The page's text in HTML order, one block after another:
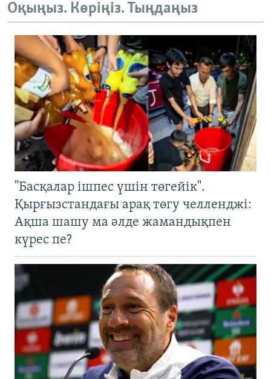
Оқыңыз. Көріңіз. Тыңдаңыз
"Басқалар ішпес үшін төгейік".
Қырғызстандағы арақ төгу челленджі:
Ақша шашу ма әлде жамандықпен
күрес пе?